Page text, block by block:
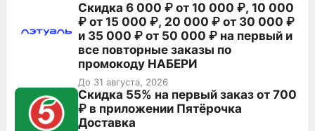
Скидка 6 000 ₽ от 10 000 ₽, 10 000
₽ от 15 000 ₽, 20 000 ₽ от 30 000 ₽
и 35 000 ₽ от 50 000 ₽ на первый и
все повторные заказы по
промокоду НАБЕРИ
До 31 августа, 2026
Скидка 55% на первый заказ от 700
₽ в приложении Пятёрочка
Доставка